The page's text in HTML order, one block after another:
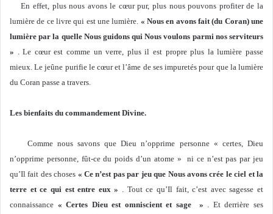
En effet, plus nous avons le cœur pur, plus nous pouvons profiter de la
lumière de ce livre qui est une lumière. « Nous en avons fait (du Coran) une
lumière par la quelle Nous guidons qui Nous voulons parmi nos serviteurs
» . Le cœur est comme un verre, plus il est propre plus la lumière passe
mieux. Le jeûne purifie le cœur et l’âme de ses impuretés pour que la lumière
du Coran passe a travers.
Les bienfaits du commandement Divine.
Comme nous savons que Dieu n’opprime personne « certes, Dieu
n’opprime personne, fût-ce du poids d’un atome » ni ce n’est pas par jeu
qu’Il fait des choses « Ce n’est pas par jeu que Nous avons crée le ciel et la
terre et ce qui est entre eux » . Tout ce qu’Il fait, c’est avec sagesse et
connaissance « Certes Dieu est omniscient et sage » . Et derrière ses